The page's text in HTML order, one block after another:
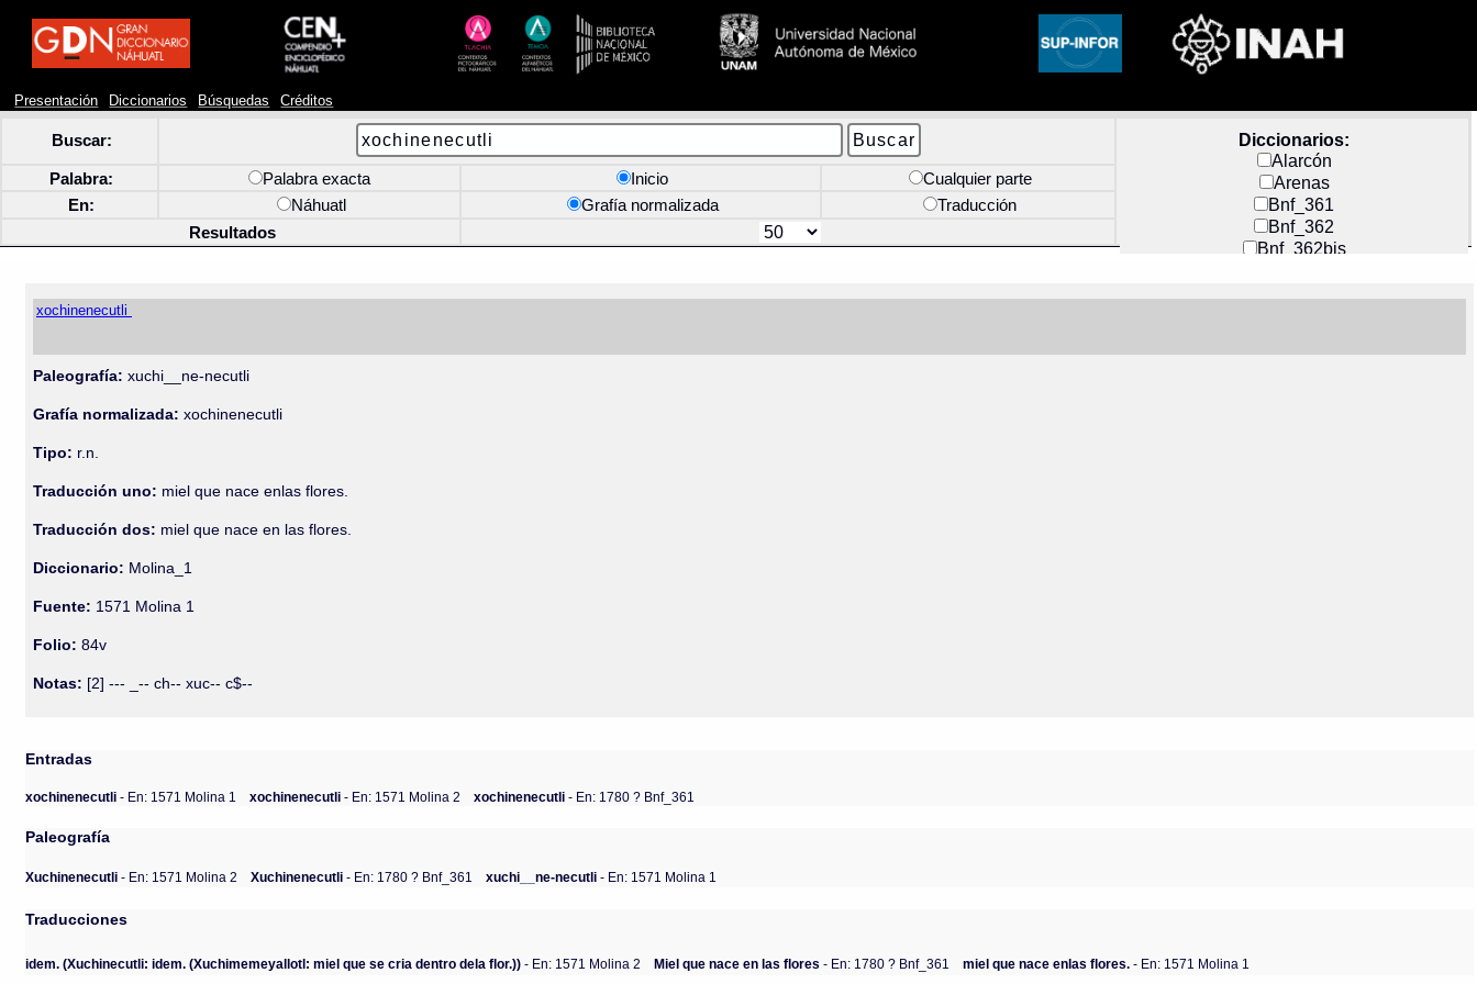
Presentación Diccionarios Búsquedas Créditos
Buscar:
Diccionarios:
Alarcón
Arenas
Bnf_361
Bnf_362
Bnf_362bis
Docs_México
Palabra: Palabra exacta Inicio
Cualquier parte
En:
Náhuatl Grafía normalizada
Traducción
Resultados
xochinenecutli
Paleografía: xuchi__ne-necutli
Grafía normalizada: xochinenecutli
Tipo: r.n.
Traducción uno: miel que nace enlas flores.
Traducción dos: miel que nace en las flores.
Diccionario: Molina_1
Fuente: 1571 Molina 1
Folio: 84v
Notas: [2] --- _-- ch-- xuc-- c$--
Entradas
xochinenecutli- En: 1571 Molina 1 xochinenecutli- En: 1571 Molina 2 xochinenecutli- En: 1780 ? Bnf_361
Paleografía
Xuchinenecutli - En: 1571 Molina 2 Xuchinenecutli - En: 1780 ? Bnf_361 xuchi__ne-necutli - En: 1571 Molina 1
Traducciones
idem. (Xuchinecutli: idem. (Xuchimemeyallotl: miel que se cria dentro dela flor.)) - En: 1571 Molina 2 Miel que nace en las flores - En: 1780 ? Bnf_361 miel que nace enlas flores. - En: 1571 Molina 1